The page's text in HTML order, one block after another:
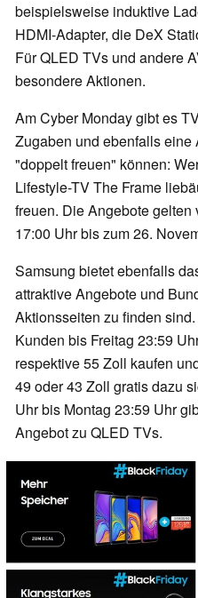
beispielsweise induktive
HDMI-Adapter, die DeX
Für QLED TVs und andere
besondere Aktionen.
Am Cyber Monday gibt es
Zugaben und ebenfalls
"doppelt freuen" können:
Lifestyle-TV The Frame
freuen. Die Angebote
17:00 Uhr bis zum 26.
Samsung bietet ebenfalls
attraktive Angebote und
Aktionsseiten zu finden
Kunden bis Freitag 23:59
respektive 55 Zoll kaufen
49 oder 43 Zoll gratis dazu
Uhr bis Montag 23:59 Uhr
Angebot zu QLED TVs.